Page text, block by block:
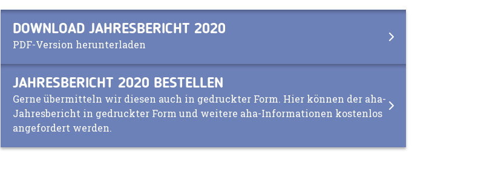
DOWNLOAD JAHRESBERICHT 2020
PDF-Version herunterladen
JAHRESBERICHT 2020 BESTELLEN
Gerne übermitteln wir diesen auch in gedruckter Form. Hier können der aha-
Jahresbericht in gedruckter Form und weitere aha-Informationen kostenlos
angefordert werden.